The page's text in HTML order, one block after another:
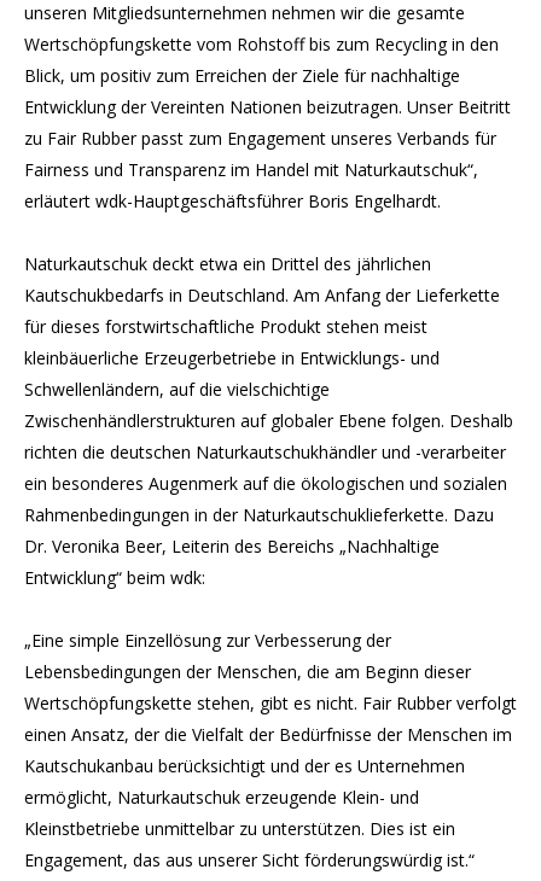
unseren Mitgliedsunternehmen nehmen wir die gesamte
Wertschöpfungskette vom Rohstoff bis zum Recycling in den
Blick, um positiv zum Erreichen der Ziele für nachhaltige
Entwicklung der Vereinten Nationen beizutragen. Unser Beitritt
zu Fair Rubber passt zum Engagement unseres Verbands für
Fairness und Transparenz im Handel mit Naturkautschuk“,
erläutert wdk-Hauptgeschäftsführer Boris Engelhardt.
Naturkautschuk deckt etwa ein Drittel des jährlichen
Kautschukbedarfs in Deutschland. Am Anfang der Lieferkette
für dieses forstwirtschaftliche Produkt stehen meist
kleinbäuerliche Erzeugerbetriebe in Entwicklungs- und
Schwellenländern, auf die vielschichtige
Zwischenhändlerstrukturen auf globaler Ebene folgen. Deshalb
richten die deutschen Naturkautschukhändler und -verarbeiter
ein besonderes Augenmerk auf die ökologischen und sozialen
Rahmenbedingungen in der Naturkautschuklieferkette. Dazu
Dr. Veronika Beer, Leiterin des Bereichs „Nachhaltige
Entwicklung“ beim wdk:
„Eine simple Einzellösung zur Verbesserung der
Lebensbedingungen der Menschen, die am Beginn dieser
Wertschöpfungskette stehen, gibt es nicht. Fair Rubber verfolgt
einen Ansatz, der die Vielfalt der Bedürfnisse der Menschen im
Kautschukanbau berücksichtigt und der es Unternehmen
ermöglicht, Naturkautschuk erzeugende Klein- und
Kleinstbetriebe unmittelbar zu unterstützen. Dies ist ein
Engagement, das aus unserer Sicht förderungswürdig ist.“